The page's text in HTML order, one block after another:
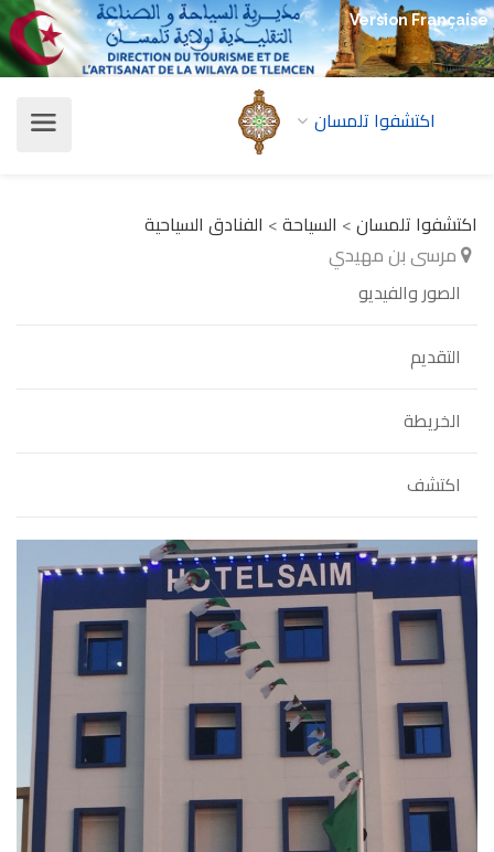
Version Française
اكتشفوا تلمسان
اكتشفوا تلمسان> السياحة> الفنادق السياحية
مرسى بن مهيدي
الصور والفيديو
التقديم
الخريطة
اكتشف